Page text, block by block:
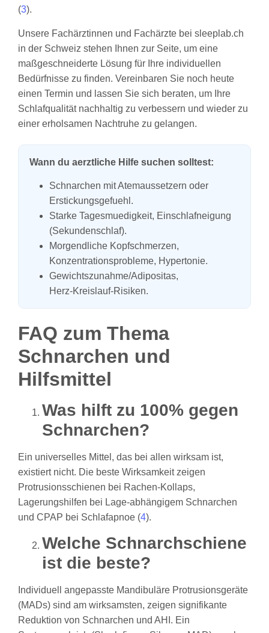
(3).
Unsere Fachärztinnen und Fachärzte bei sleeplab.ch
in der Schweiz stehen Ihnen zur Seite, um eine
maßgeschneiderte Lösung für Ihre individuellen
Bedürfnisse zu finden. Vereinbaren Sie noch heute
einen Termin und lassen Sie sich beraten, um Ihre
Schlafqualität nachhaltig zu verbessern und wieder zu
einer erholsamen Nachtruhe zu gelangen.
Wann du aerztliche Hilfe suchen solltest:
Schnarchen mit Atemaussetzern oder
Erstickungsgefuehl.
Starke Tagesmuedigkeit, Einschlafneigung
(Sekundenschlaf).
Morgendliche Kopfschmerzen,
Konzentrationsprobleme, Hypertonie.
Gewichtszunahme/Adipositas,
Herz‑Kreislauf‑Risiken.
FAQ zum Thema
Schnarchen und
Hilfsmittel
Was hilft zu 100% gegen
Schnarchen?
Ein universelles Mittel, das bei allen wirksam ist,
existiert nicht. Die beste Wirksamkeit zeigen
Protrusionsschienen bei Rachen-Kollaps,
Lagerungshilfen bei Lage‑abhängigem Schnarchen
und CPAP bei Schlafapnoe (4).
Welche Schnarchschiene
ist die beste?
Individuell angepasste Mandibuläre Protrusionsgeräte
(MADs) sind am wirksamsten, zeigen signifikante
Reduktion von Schnarchen und AHI. Ein